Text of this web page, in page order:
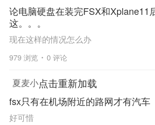
论电脑硬盘在装完FSX和Xplane11
这。。。
现在这样的情况怎么办
979 浏览 0 评论
夏麦小点击重新加载
fsx只有在机场附近的路网才有汽车
好可惜